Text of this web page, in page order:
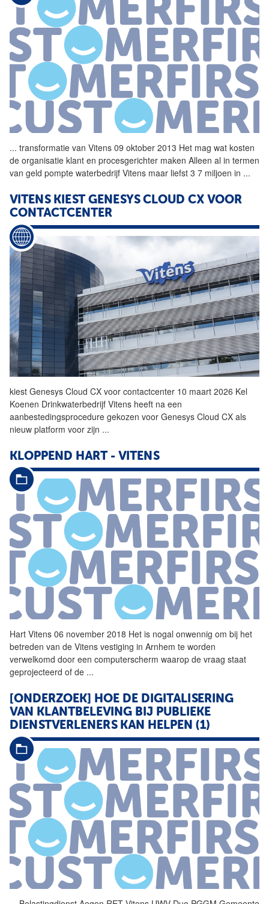
... transformatie van Vitens 09 oktober 2013 Het mag wat kosten
de organisatie klant en procesgerichter maken Alleen al in termen
van geld pompte waterbedrijf Vitens maar liefst 3 7 miljoen in ...
VITENSKIEST GENESYS CLOUD CX VOOR
CONTACTCENTER
kiest Genesys Cloud CX voor contactcenter 10 maart 2026 Kel
Koenen Drinkwaterbedrijf Vitens heeft na een
aanbestedingsprocedure gekozen voor Genesys Cloud CX als
nieuw platform voor zijn ...
KLOPPEND HART - VITENS
Hart Vitens 06 november 2018 Het is nogal onwennig om bij het
betreden van de Vitens vestiging in Arnhem te worden
verwelkomd door een computerscherm waarop de vraag staat
geprojecteerd of de ...
[ONDERZOEK] HOE DE DIGITALISERING
VAN KLANTBELEVING BIJ PUBLIEKE
DIENSTVERLENERS KAN HELPEN (1)